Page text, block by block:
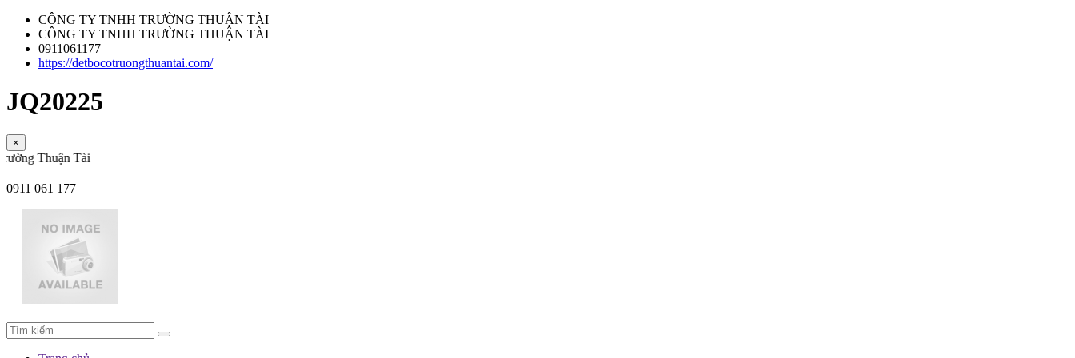
CÔNG TY TNHH TRƯỜNG THUẬN TÀI
CÔNG TY TNHH TRƯỜNG THUẬN TÀI
0911061177
https://detbocotruongthuantai.com/
JQ20225
×
Tài
0911 061 177